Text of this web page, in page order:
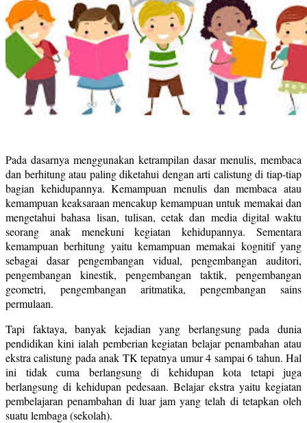
Pada dasarnya menggunakan ketrampilan dasar menulis, membaca
dan berhitung atau paling diketahui dengan arti calistung di tiap-tiap
bagian kehidupannya. Kemampuan menulis dan membaca atau
kemampuan keaksaraan mencakup kemampuan untuk memakai dan
mengetahui bahasa lisan, tulisan, cetak dan media digital waktu
seorang anak menekuni kegiatan kehidupannya. Sementara
kemampuan berhitung yaitu kemampuan memakai kognitif yang
sebagai dasar pengembangan vidual, pengembangan auditori,
pengembangan kinestik, pengembangan taktik, pengembangan
geometri, pengembangan aritmatika, pengembangan sains
permulaan.
Tapi faktaya, banyak kejadian yang berlangsung pada dunia
pendidikan kini ialah pemberian kegiatan belajar penambahan atau
ekstra calistung pada anak TK tepatnya umur 4 sampai 6 tahun. Hal
ini tidak cuma berlangsung di kehidupan kota tetapi juga
berlangsung di kehidupan pedesaan. Belajar ekstra yaitu kegiatan
pembelajaran penambahan di luar jam yang telah di tetapkan oleh
suatu lembaga (sekolah).